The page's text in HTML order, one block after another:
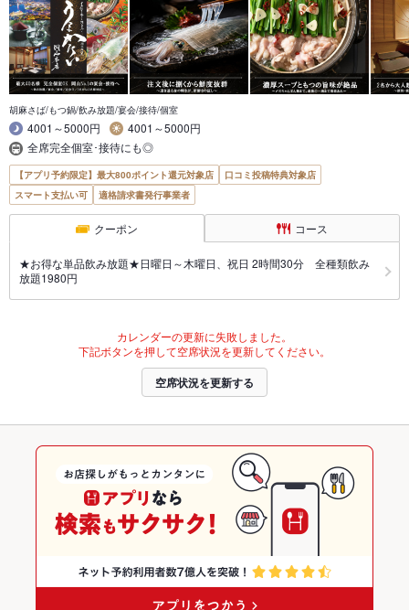
胡麻さば/もつ鍋/飲み放題/宴会/接待/個室
4001～5000円
4001～5000円
全席完全個室･接待にも◎
【アプリ予約限定】最大800ポイント還元対象店
口コミ投稿特典対象店
スマート支払い可
適格請求書発行事業者
クーポン コース
★お得な単品飲み放題★日曜日～木曜日、祝日 2時間30分 全種類飲み
放題1980円
カレンダーの更新に失敗しました。
下記ボタンを押して空席状況を更新してください。
空席状況を更新する